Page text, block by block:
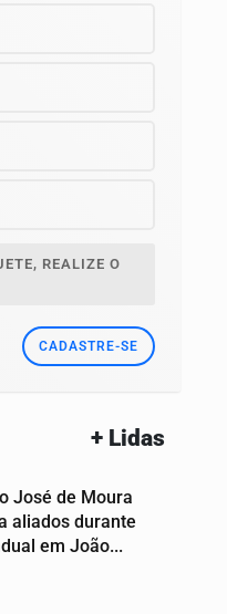
REALIZE O
CADASTRE-SE
+ Lidas
José de Moura
aliados durante
em João...